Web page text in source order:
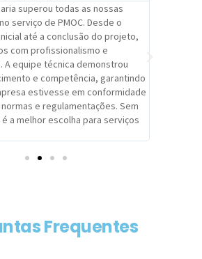
superou todas as nossas
serviço de PMOC. Desde o
até a conclusão do projeto,
com profissionalismo e
A equipe técnica demonstrou
e competência, garantindo
estivesse em conformidade
e regulamentações. Sem
é a melhor escolha para serviços
Frequentes